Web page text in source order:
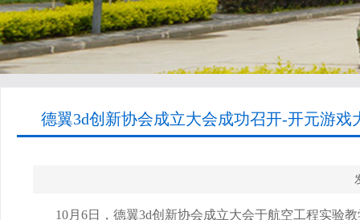
德翼3d创新协会成立大会成功召开-开元游戏
10月 6日，德翼3d创新协会成立大会于航空工程实验